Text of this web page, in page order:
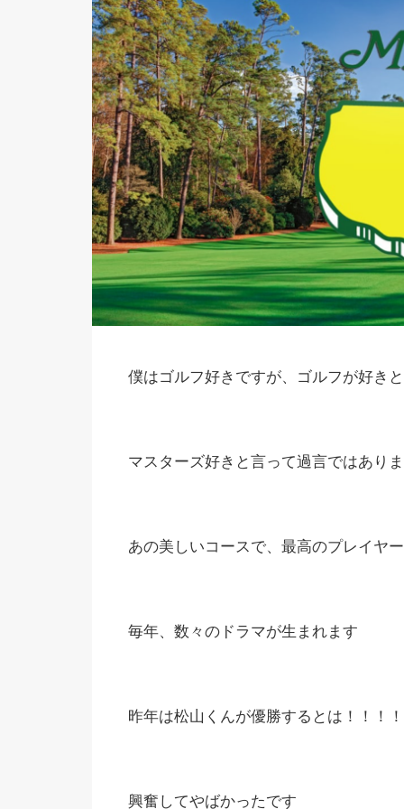
僕はゴルフ好きですが、ゴルフが好き
マスターズ好きと言って過言ではあり
あの美しいコースで、最高のプレイヤー
毎年、数々のドラマが生まれます
昨年は松山くんが優勝するとは！！！
興奮してやばかったです